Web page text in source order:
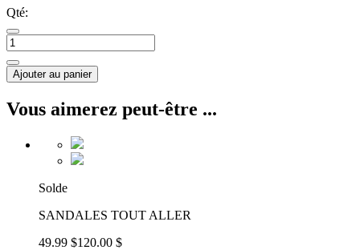
Qté:
Ajouter au panier
Vous aimerez peut-être ...
Solde
SANDALES TOUT ALLER
49.99 $120.00 $